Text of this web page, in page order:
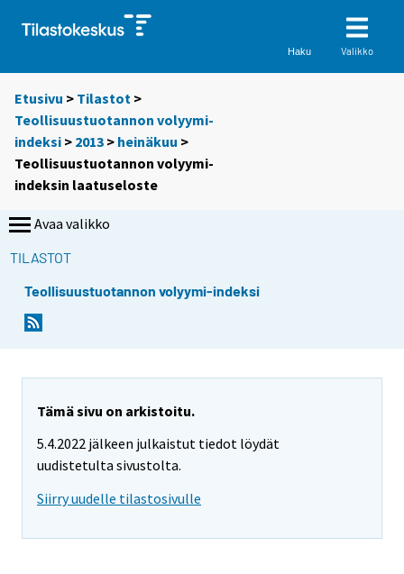
Haku Valikko
Etusivu > Tilastot >
Teollisuustuotannon volyymi-
indeksi > 2013 > heinäkuu >
Teollisuustuotannon volyymi-
indeksin laatuseloste
Avaa valikko
TILASTOT
Teollisuustuotannon volyymi-indeksi
Tämä sivu on arkistoitu.
5.4.2022 jälkeen julkaistut tiedot löydät
uudistetulta sivustolta.
Siirry uudelle tilastosivulle